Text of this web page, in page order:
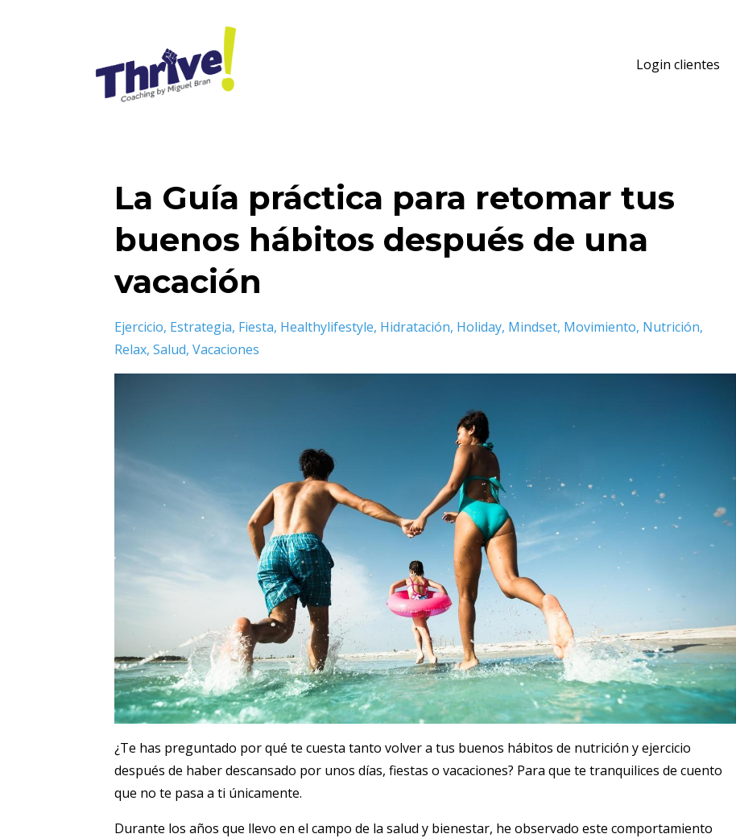
Login clientes
La Guía práctica para retomar tus
buenos hábitos después de una
vacación
Ejercicio Estrategia Fiesta Healthylifestyle Hidratación Holiday Mindset Movimiento Nutrición
Relax Salud Vacaciones
¿Te has preguntado por qué te cuesta tanto volver a tus buenos hábitos de nutrición y ejercicio
después de haber descansado por unos días, fiestas o vacaciones? Para que te tranquilices de cuento
que no te pasa a ti únicamente.
Durante los años que llevo en el campo de la salud y bienestar, he observado este comportamiento